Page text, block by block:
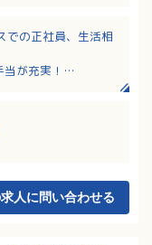
での正社員、生活相
が充実！
人に問い合わせる